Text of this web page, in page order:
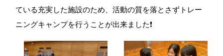
ている充実した施設のため、活動の質を落とさずトレー
ニングキャンプを行うことが出来ました❗️